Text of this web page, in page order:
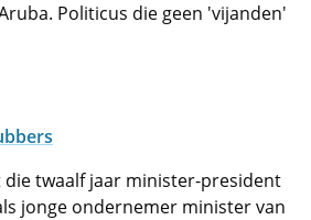
Politicus die geen 'vijanden'
twaalf jaar minister-president
jonge ondernemer minister van